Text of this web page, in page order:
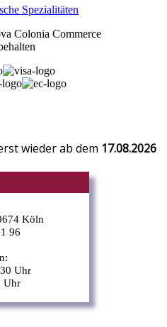
Spezialitäten
Colonia Commerce
wieder ab dem 17.08.2026
Köln
96
Uhr
Uhr